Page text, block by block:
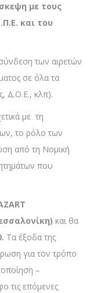
με τους
και του
των αιρετών
σε όλα τα
Δ.Ο.Ε., κλπ).
με τη
το ρόλο των
από τη Νομική
που
και θα
Τα έξοδα της
για τον τρόπο
–
τις επόμενες